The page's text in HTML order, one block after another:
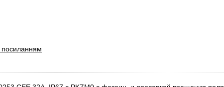
посиланням